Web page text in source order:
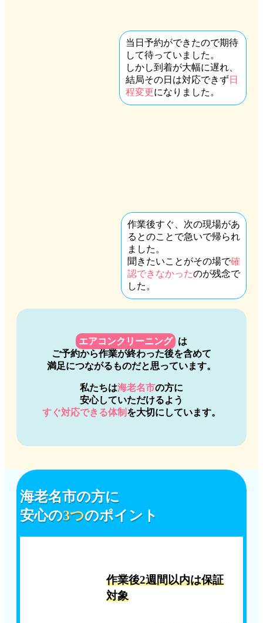
当日予約ができたので期待
して待っていました。
しかし到着が大幅に遅れ、
結局その日は対応できず日
程変更になりました。
作業後すぐ、次の現場があ
るとのことで急いで帰られ
ました。
聞きたいことがその場で確
認できなかったのが残念で
した。
エアコンクリーニング は
ご予約から作業が終わった後を含めて
満足につながるものだと思っています。
私たちは海老名市の方に
安心していただけるよう
すぐ対応できる体制 を大切にしています。
海老名市の方に
安心の3つのポイント
作業後2週間以内は保証
対象